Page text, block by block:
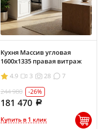
Кухня Массив угловая
1600х1335 правая витраж
4.9
3 28
7
244 980
-26%
181 470
Купить в 1 клик